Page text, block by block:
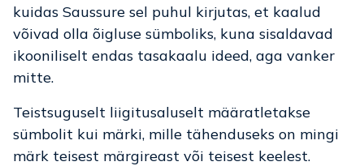
kuidas Saussure sel puhul kirjutas, et kaalud
võivad olla õigluse sümboliks, kuna sisaldavad
ikooniliselt endas tasakaalu ideed, aga vanker
mitte.
Teistsuguselt liigitusaluselt määratletakse
sümbolit kui märki, mille tähenduseks on mingi
märk teisest märgireast või teisest keelest.